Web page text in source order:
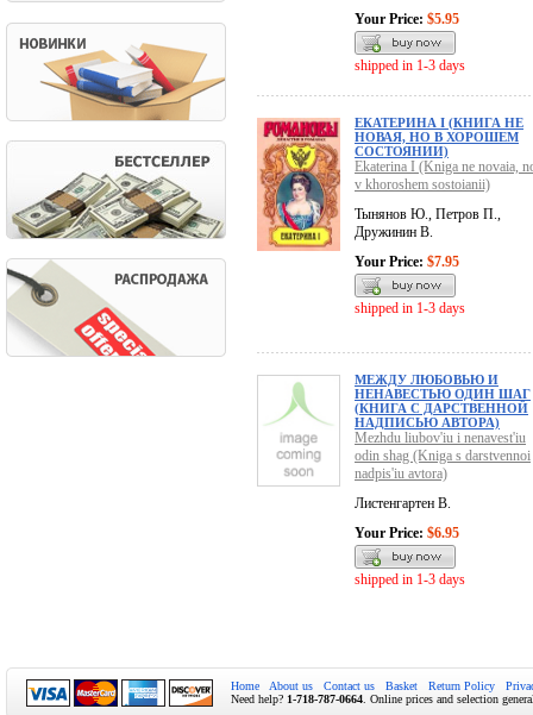
Your Price: $5.95
shipped in 1-3 days
ЕКАТЕРИНА I (КНИГА НЕ
НОВАЯ, НО В ХОРОШЕМ
СОСТОЯНИИ)
Ekaterina I (Kniga ne novaia,
v khoroshem sostoianii)
Тынянов Ю., Петров П.,
Дружинин В.
Your Price: $7.95
shipped in 1-3 days
МЕЖДУ ЛЮБОВЬЮ И
НЕНАВЕСТЬЮ ОДИН ШАГ
(КНИГА С ДАРСТВЕННОЙ
НАДПИСЬЮ АВТОРА)
Mezhdu liubov'iu i nenavest'iu
odin shag (Kniga s darstvennoi
nadpis'iu avtora)
Листенгартен В.
Your Price: $6.95
shipped in 1-3 days
Home About us Contact us Basket Return Policy
Need help? 1-718-787-0664 . Online prices and selection